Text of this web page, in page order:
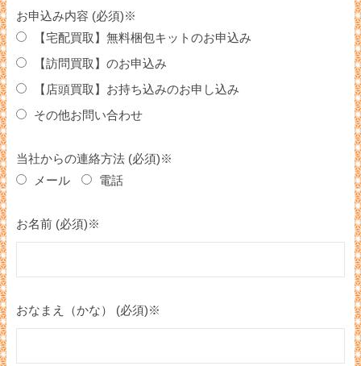
お申込み内容 (必須)※
【宅配買取】無料梱包キットのお申込み
【訪問買取】のお申込み
【店頭買取】お持ち込みのお申し込み
その他お問い合わせ
当社からの連絡方法 (必須)※
メール
電話
お名前 (必須)※
おなまえ（かな） (必須)※